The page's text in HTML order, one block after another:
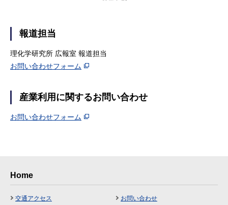
報道担当
理化学研究所 広報室 報道担当
お問い合わせフォーム
産業利用に関するお問い合わせ
お問い合わせフォーム
Home
交通アクセス お問い合わせ